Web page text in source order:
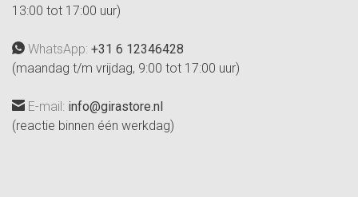
13:00 tot 17:00 uur)
WhatsApp: +31 6 12346428
(maandag t/m vrijdag, 9:00 tot 17:00 uur)
E-mail: info@girastore.nl
(reactie binnen één werkdag)